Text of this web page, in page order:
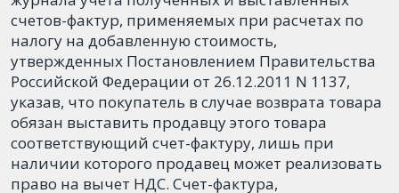
счетов-фактур, применяемых при расчетах по
налогу на добавленную стоимость,
утвержденных Постановлением Правительства
Российской Федерации от 26.12.2011 N 1137,
указав, что покупатель в случае возврата товара
обязан выставить продавцу этого товара
соответствующий счет-фактуру, лишь при
наличии которого продавец может реализовать
право на вычет НДС. Счет-фактура,